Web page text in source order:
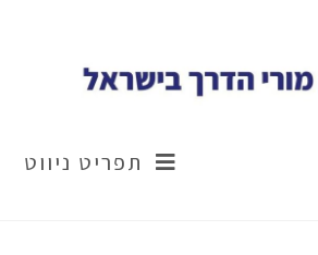
תפריט ניווט